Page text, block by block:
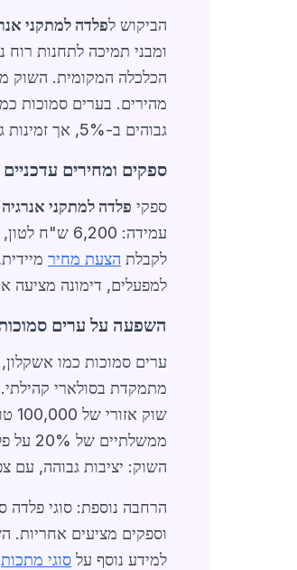
הביקוש לפלדה למתקני
ומבני תמיכה לתחנות רוח
הכלכלה המקומית. השוק
מהירים. בערים סמוכות
גבוהים ב-5%, אך זמינות גבוהה יותר.
ספקים ומחירים עדכניים
ספקי פלדה למתקני אנרגיה
לקבלת הצעת מחיר
למפעלים, דימונה מציעה
השפעה על ערים
ערים סמוכות כמו
מתמקדת בסולארי
שוק אזורי של 100,000 טון, עם דגש על פלדה ירוקה. חברות מקומיות מציעות שירותים כמו
השוק: יציבות גבוהה, עם צפי עלייה
למידע נוסף על סוגי מתכות